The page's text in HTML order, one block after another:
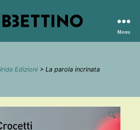
editore
Menu
Iride Edizioni > La parola incrinata
🔍